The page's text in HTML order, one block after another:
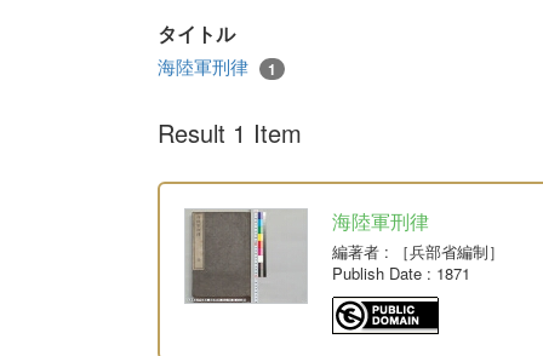
タイトル
海陸軍刑律 1
Result 1 Item
海陸軍刑律
編著者 : ［兵部省編制］
Publish Date : 1871